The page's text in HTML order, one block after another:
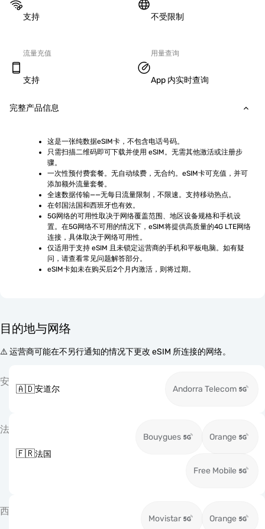
支持 不受限制
流量充值
支持
用量查询
App 内实时查询
完整产品信息
这是一张纯数据eSIM卡，不包含电话号码。
只需扫描二维码即可下载并使用 eSIM。无需其他激活或注册步
骤。
一次性预付费套餐。无自动续费，无合约。eSIM卡可充值，并可
添加额外流量套餐。
全速数据传输——无每日流量限制，不限速。支持移动热点。
在邻国法国和西班牙也有效。
5G网络的可用性取决于网络覆盖范围、地区设备规格和手机设
置。在5G网络不可用的情况下，eSIM将提供高质量的4G LTE网络
连接，具体取决于网络可用性。
仅适用于支持 eSIM 且未锁定运营商的手机和平板电脑。如有疑
问，请查看常见问题解答部分。
eSIM卡如未在购买后2个月内激活，则将过期。
目的地与网络
⚠️ 运营商可能在不另行通知的情况下更改 eSIM 所连接的网络。
安
🇦🇩安道尔 Andorra Telecom
法
🇫🇷法国
Bouygues Orange
Free Mobile
西
Movistar Orange